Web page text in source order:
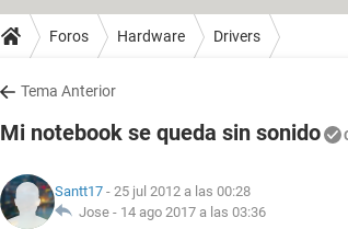
Foros Hardware Drivers
Tema Anterior
Mi notebook se queda sin sonido
Santt17 - 25 jul 2012 a las 00:28
Jose - 14 ago 2017 a las 03:36